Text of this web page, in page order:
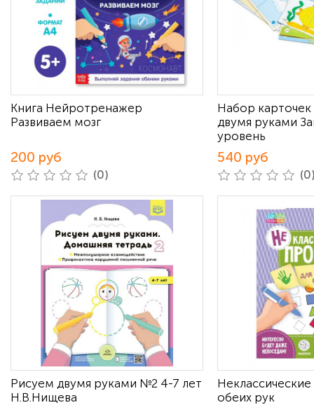
Книга Нейротренажер
Развиваем мозг
200 руб
(0)
Набор карточек
двумя руками
уровень
540 руб
Рисуем двумя руками №2 4-7 лет
Н.В.Нищева
обеих рук